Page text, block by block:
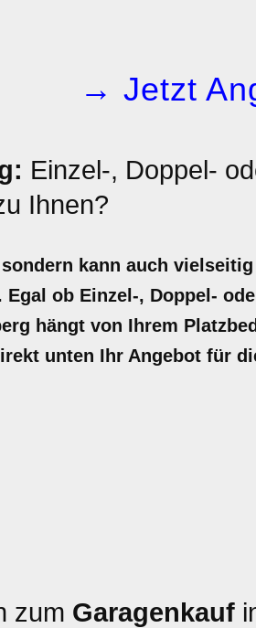
→ Jetzt
Einzel-, Doppel-
Ihnen?
kann auch
ob Einzel-, Doppel-
hängt von Ihrem
unten Ihr Angebot für
zum Garagenkauf